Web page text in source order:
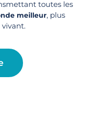
toutes les
meilleur, plus